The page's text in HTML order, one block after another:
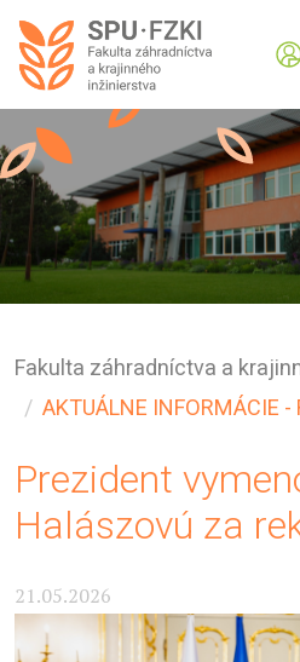
Fakulta záhradníctva a
AKTUÁLNE INFORMÁCIE -
Prezident
Halászovú za
21.05.2026